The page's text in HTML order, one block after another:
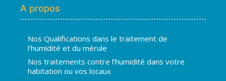
A propos
Nos Qualifications dans le traitement de
l’humidité et du mérule
Nos traitements contre l’humidité dans votre
habitation ou vos locaux